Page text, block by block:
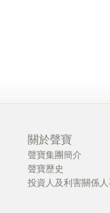
關於聲寶
聲寶集團簡介
聲寶歷史
投資人及利害關係人